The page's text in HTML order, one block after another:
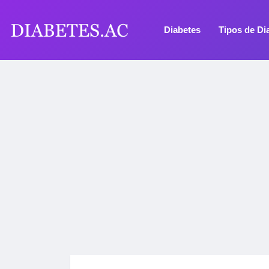
Diabetes Tipos de